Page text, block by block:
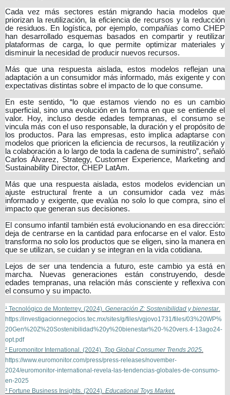
Cada vez más sectores están migrando hacia modelos que
priorizan la reutilización, la eficiencia de recursos y la reducción
de residuos. En logística, por ejemplo, compañías como CHEP
han desarrollado esquemas basados en compartir y reutilizar
plataformas de carga, lo que permite optimizar materiales y
disminuir la necesidad de producir nuevos recursos.
Más que una respuesta aislada, estos modelos reflejan una
adaptación a un consumidor más informado, más exigente y con
expectativas distintas sobre el impacto de lo que consume.
En este sentido, “lo que estamos viendo no es un cambio
superficial, sino una evolución en la forma en que se entiende el
valor. Hoy, incluso desde edades tempranas, el consumo se
vincula más con el uso responsable, la duración y el propósito de
los productos. Para las empresas, esto implica adaptarse con
modelos que prioricen la eficiencia de recursos, la reutilización y
la colaboración a lo largo de toda la cadena de suministro”, señaló
Carlos Álvarez, Strategy, Customer Experience, Marketing and
Sustainability Director, CHEP LatAm.
Más que una respuesta aislada, estos modelos evidencian un
ajuste estructural frente a un consumidor cada vez más
informado y exigente, que evalúa no solo lo que compra, sino el
impacto que generan sus decisiones.
El consumo infantil también está evolucionando en esa dirección:
deja de centrarse en la cantidad para enfocarse en el valor. Esto
transforma no solo los productos que se eligen, sino la manera en
que se utilizan, se cuidan y se integran en la vida cotidiana.
Lejos de ser una tendencia a futuro, este cambio ya está en
marcha. Nuevas generaciones están construyendo, desde
edades tempranas, una relación más consciente y reflexiva con
el consumo y su impacto.
¹ Tecnológico de Monterrey. (2024). Generación Z: Sostenibilidad y bienestar.
https://investigacionnegocios.tec.mx/sites/g/files/vgjovo1731/files/03%20WP%
20Gen%20Z%20Sostenibilidad%20y%20bienestar%20-%20vers.4-13ago24-
opt.pdf
² Euromonitor International. (2024). Top Global Consumer Trends 2025.
https://www.euromonitor.com/press/press-releases/november-
2024/euromonitor-international-revela-las-tendencias-globales-de-consumo-
en-2025
³ Fortune Business Insights. (2024). Educational Toys Market.